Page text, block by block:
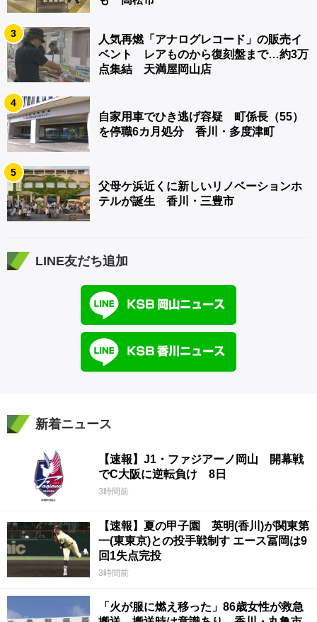
3
人気再燃「アナログレコード」の販売イ
ベント レアものから復刻盤まで…約3万
点集結 天満屋岡山店
4
自家用車でひき逃げ容疑 町係長（55）
を停職6カ月処分 香川・多度津町
5
父母ケ浜近くに新しいリノベーションホ
テルが誕生 香川・三豊市
LINE友だち追加
新着ニュース
【速報】J1・ファジアーノ岡山 開幕戦
でC大阪に逆転負け 8日
3時間前
【速報】夏の甲子園 英明(香川)が関東第
一(東東京)との投手戦制す エース冨岡は9
回1失点完投
3時間前
「火が服に燃え移った」86歳女性が救急